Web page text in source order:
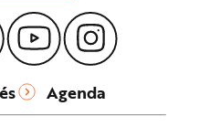
Agenda